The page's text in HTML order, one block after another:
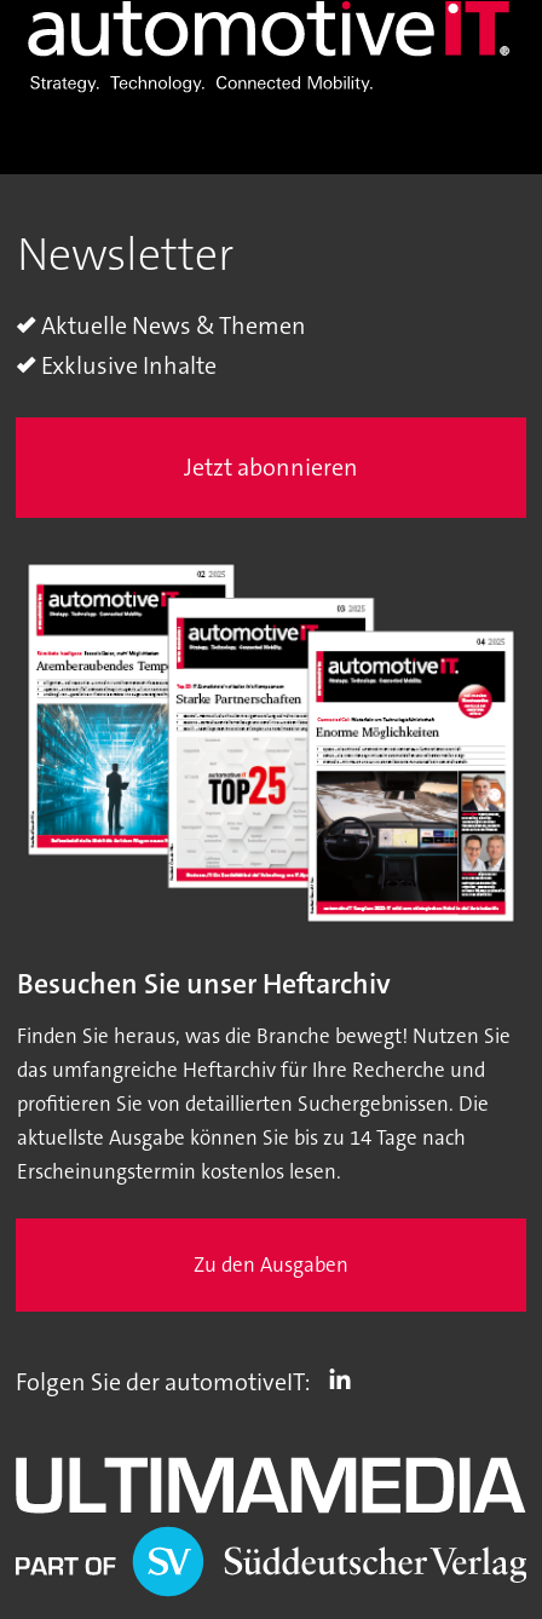
Newsletter
Aktuelle News & Themen
Exklusive Inhalte
Jetzt abonnieren
Besuchen Sie unser Heftarchiv
Finden Sie heraus, was die Branche bewegt! Nutzen Sie
das umfangreiche Heftarchiv für Ihre Recherche und
profitieren Sie von detaillierten Suchergebnissen. Die
aktuellste Ausgabe können Sie bis zu 14 Tage nach
Erscheinungstermin kostenlos lesen.
Zu den Ausgaben
Folgen Sie der automotiveIT: